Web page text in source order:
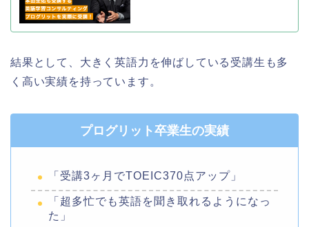
結果として、大きく英語力を伸ばしている受講生も多
く高い実績を持っています。
プログリット卒業生の実績
「受講3ヶ月でTOEIC370点アップ」
「超多忙でも英語を聞き取れるようになっ
た」